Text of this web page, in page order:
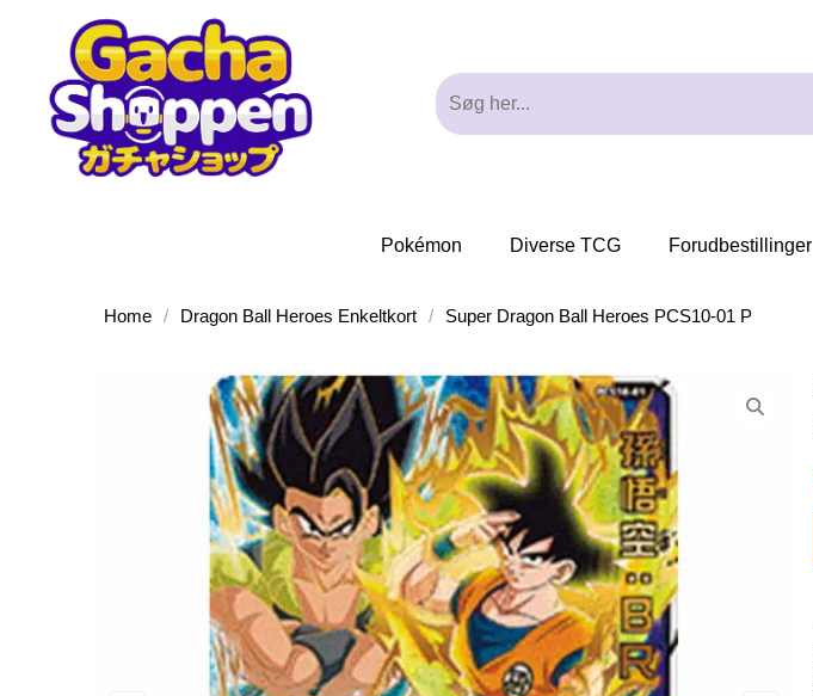
Pokémon Diverse TCG Forudbestillinger
Home / Dragon Ball Heroes Enkeltkort / Super Dragon Ball Heroes PCS10-01 P